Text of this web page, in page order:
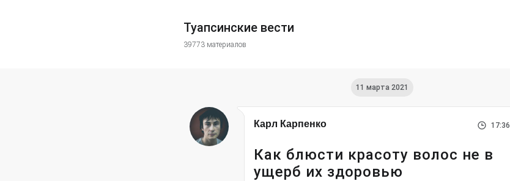
Туапсинские вести
39773 материалов
11 марта 2021
Карл Карпенко 17:36
Как блюсти красоту волос не в
ущерб их здоровью